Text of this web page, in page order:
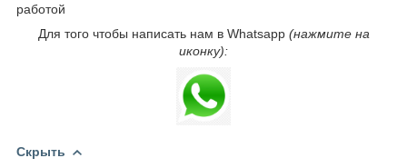
работой
Для того чтобы написать нам в Whatsapp (нажмите на
иконку):
Скрыть